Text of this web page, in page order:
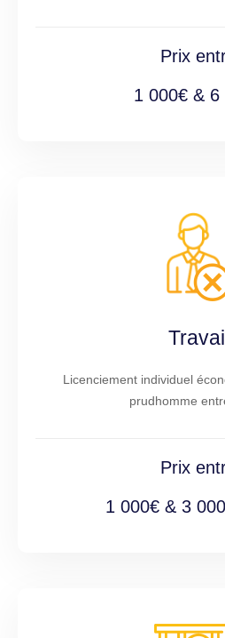
Prix
1 000€ & 6
Licenciement individuel
prudhomme
Prix
1 000€ & 3